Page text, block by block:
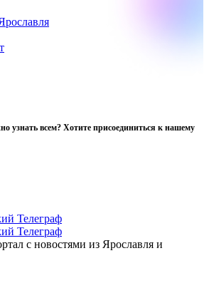
узнать всем? Хотите присоединиться к нашему
с новостями из Ярославля и